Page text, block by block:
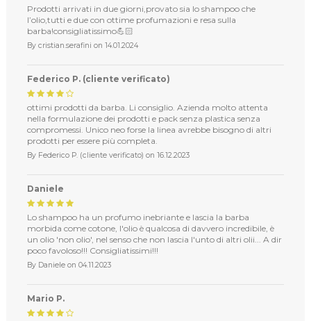
Prodotti arrivati in due giorni,provato sia lo shampoo che
l’olio,tutti e due con ottime profumazioni e resa sulla
barba!consigliatissimo💪🏻
By cristian.serafini on 14.01.2024
Federico P. (cliente verificato)
ottimi prodotti da barba. Li consiglio. Azienda molto attenta
nella formulazione dei prodotti e pack senza plastica senza
compromessi. Unico neo forse la linea avrebbe bisogno di altri
prodotti per essere più completa.
By Federico P. (cliente verificato) on 16.12.2023
Daniele
Lo shampoo ha un profumo inebriante e lascia la barba
morbida come cotone, l'olio è qualcosa di davvero incredibile, è
un olio 'non olio', nel senso che non lascia l'unto di altri olii... A dir
poco favoloso!!! Consigliatissimi!!!
By Danieleon 04.11.2023
Mario P.